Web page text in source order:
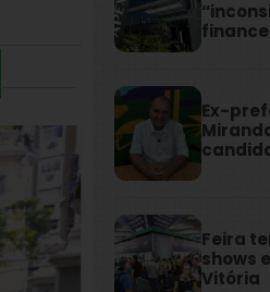
Ex-
Feira
shows
Vitória